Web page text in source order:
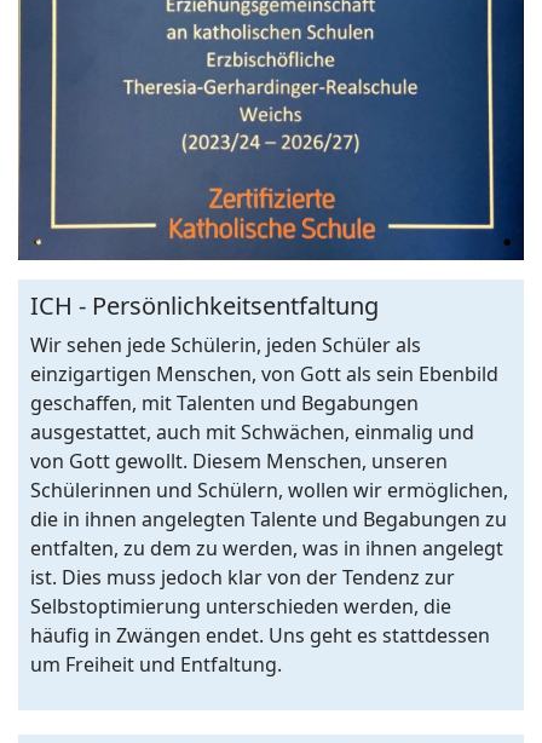
ICH - Persönlichkeitsentfaltung
Wir sehen jede Schülerin, jeden Schüler als
einzigartigen Menschen, von Gott als sein Ebenbild
geschaffen, mit Talenten und Begabungen
ausgestattet, auch mit Schwächen, einmalig und
von Gott gewollt. Diesem Menschen, unseren
Schülerinnen und Schülern, wollen wir ermöglichen,
die in ihnen angelegten Talente und Begabungen zu
entfalten, zu dem zu werden, was in ihnen angelegt
ist. Dies muss jedoch klar von der Tendenz zur
Selbstoptimierung unterschieden werden, die
häufig in Zwängen endet. Uns geht es stattdessen
um Freiheit und Entfaltung.